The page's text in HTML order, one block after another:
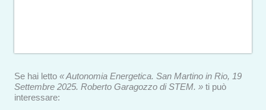
Se hai letto « Autonomia Energetica. San Martino in Rio, 19
Settembre 2025. Roberto Garagozzo di STEM. » ti può
interessare: